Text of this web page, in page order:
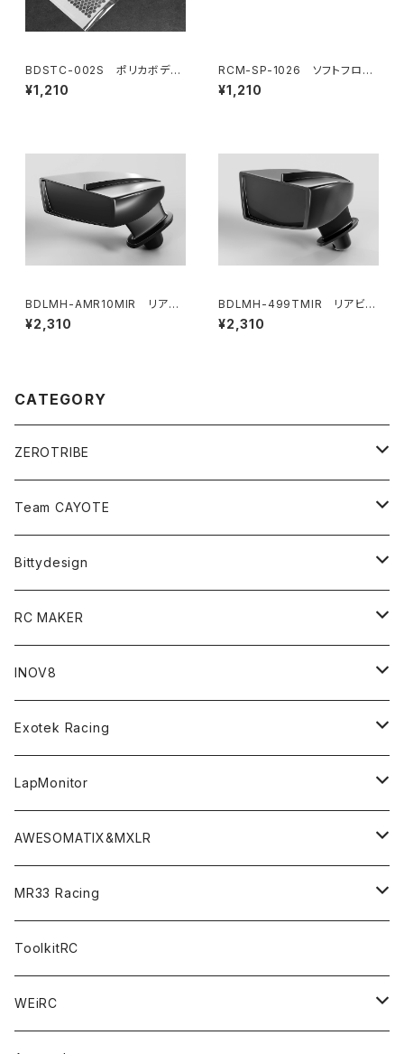
BDSTC-002S ポリカボディ
塗装用ステンシル 【Honeyco
mb V1 small】
¥1,210
RCM-SP-1026 ソフトフロン
トバルクヘッドフレックスブレー
ス(オプション)
¥1,210
BDLMH-AMR10MIR リアビ
ューミラーキット(LR) AMR10 L
MHボディ用
¥2,310
BDLMH-499TMIR リアビュ
ーミラーキット(LR) 499T/499
R LMHボディ用
¥2,310
CATEGORY
ZEROTRIBE
Zetricks（Spare & Optional）
T4 MID Conversion Kit
T4 FWD Conversion Kit
BD9 MID Conversion Kit
Option Parts For TRF420,420X
Option Parts For TA08/TA08R
TA08
TA08R
Option Parts For XRAY T4
Option Parts For YOKOMO BD9
Option Parts For YOKOMO BD8
Accessories
Team CAYOTE
Batteries
Merchandise
Accessories
CREST ESC
CREST X EVO
CRESR RS120
CREST Stocki Motor
CREST Modi Motor
Special Set（ZEROTRIBEオリジナル）
Bittydesign
On-Road Clear Body＜オンロード用ボディ＞
GT8 （1/8 W/B325mm,W/B360mm）
LMH （1/10 190mm）
M-Chassis（1/10 W/B210-225mm）
F1（1/10）
Liquid Mask＜リキッドマスク＞
Accessories＜バッグ/その他製品＞
Stencils＜エアブラシ用ステンシル＞
RC MAKER
SP2＜組立キット／スペアー＆オプションパーツ＞
SP1＜組立キット／スペアー＆オプションパーツ＞
SP1-F＜組立キット／スペアー＆オプションパーツ＞
Awesomatix
A800MMX
A800R
XRAY
X4
X4F
Accessories
YOKOMO
INOV8
Bodyshell Accessories
Setup Tools
Pit Accessories
Radio Accessories
Option Parts
Electronics
Exotek Racing
Bodies
F1ULTRA
RUBBER TIRES＆WHEEL
LapMonitor
Decoder
Transponder
Accessories
AWESOMATIX&MXLR
A800R（KIT＆Spare & Optional）
A12（KIT＆Spare & Optional）
MR33 Racing
Chemicals＜ケミカル＞
Shock Oil＜ショックオイル＞
Diff Oil＜デフオイル＞
Tires＜タイヤ関連＞
ToolkitRC
WEiRC